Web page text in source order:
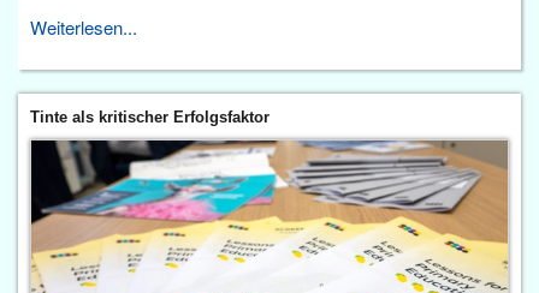
Weiterlesen...
Tinte als kritischer Erfolgsfaktor